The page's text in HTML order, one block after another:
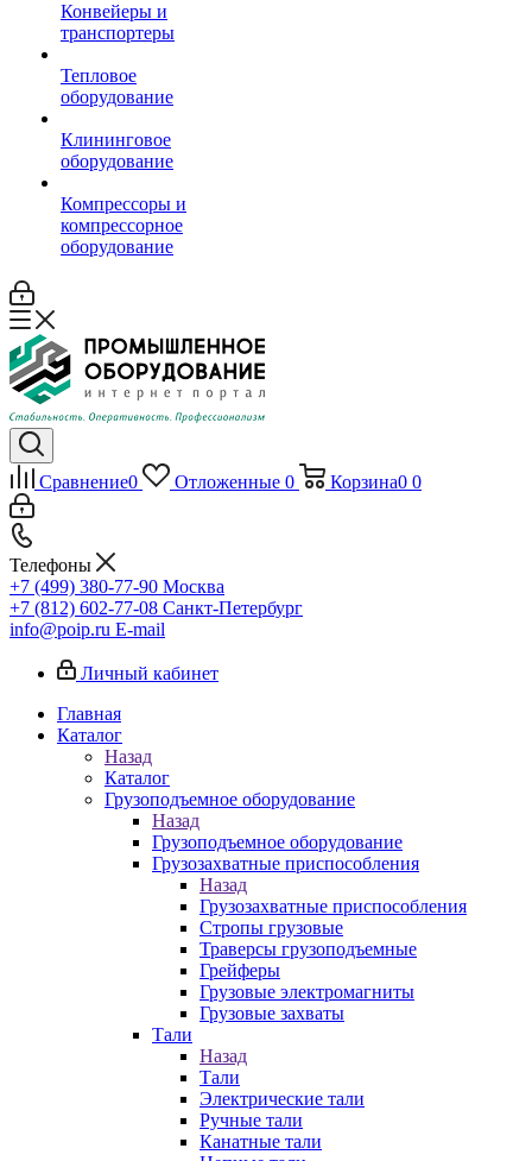
Конвейеры и
транспортеры
Тепловое
оборудование
Клининговое
оборудование
Компрессоры и
компрессорное
оборудование
Сравнение0 Отложенные 0 Корзина0 0
Телефоны
+7 (499) 380-77-90 Москва
+7 (812) 602-77-08 Санкт-Петербург
info@poip.ru E-mail
Личный кабинет
Главная
Каталог
Назад
Каталог
Грузоподъемное оборудование
Назад
Грузоподъемное оборудование
Грузозахватные приспособления
Назад
Грузозахватные приспособления
Стропы грузовые
Траверсы грузоподъемные
Грейферы
Грузовые электромагниты
Грузовые захваты
Тали
Назад
Тали
Электрические тали
Ручные тали
Канатные тали